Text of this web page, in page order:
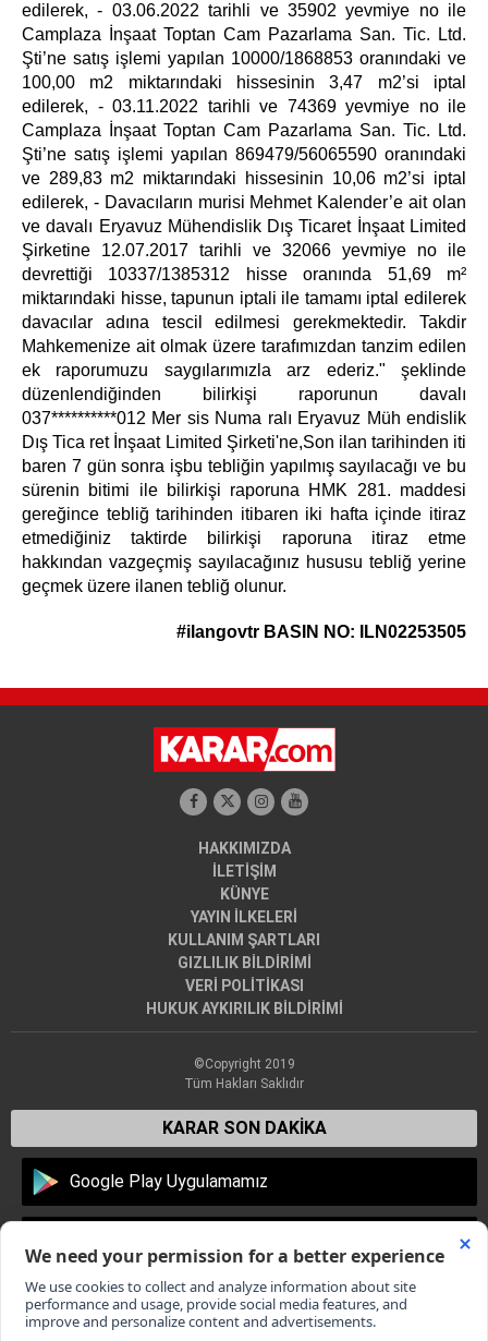
edilerek, - 03.06.2022 tarihli ve 35902 yevmiye no ile
Camplaza İnşaat Toptan Cam Pazarlama San. Tic. Ltd.
Şti’ne satış işlemi yapılan 10000/1868853 oranındaki ve
100,00 m2 miktarındaki hissesinin 3,47 m2’si iptal
edilerek, - 03.11.2022 tarihli ve 74369 yevmiye no ile
Camplaza İnşaat Toptan Cam Pazarlama San. Tic. Ltd.
Şti’ne satış işlemi yapılan 869479/56065590 oranındaki
ve 289,83 m2 miktarındaki hissesinin 10,06 m2’si iptal
edilerek, - Davacıların murisi Mehmet Kalender’e ait olan
ve davalı Eryavuz Mühendislik Dış Ticaret İnşaat Limited
Şirketine 12.07.2017 tarihli ve 32066 yevmiye no ile
devrettiği 10337/1385312 hisse oranında 51,69 m²
miktarındaki hisse, tapunun iptali ile tamamı iptal edilerek
davacılar adına tescil edilmesi gerekmektedir. Takdir
Mahkemenize ait olmak üzere tarafımızdan tanzim edilen
ek raporumuzu saygılarımızla arz ederiz." şeklinde
düzenlendiğinden bilirkişi raporunun davalı
037**********012 Mer sis Numa ralı Eryavuz Müh endislik
Dış Tica ret İnşaat Limited Şirketi'ne,Son ilan tarihinden iti
baren 7 gün sonra işbu tebliğin yapılmış sayılacağı ve bu
sürenin bitimi ile bilirkişi raporuna HMK 281. maddesi
gereğince tebliğ tarihinden itibaren iki hafta içinde itiraz
etmediğiniz taktirde bilirkişi raporuna itiraz etme
hakkından vazgeçmiş sayılacağınız hususu tebliğ yerine
geçmek üzere ilanen tebliğ olunur.
#ilangovtr BASIN NO: ILN02253505
HAKKIMIZDA
İLETİŞİM
KÜNYE
YAYIN İLKELERİ
KULLANIM ŞARTLARI
GIZLILIK BİLDİRİMİ
VERİ POLİTİKASI
HUKUK AYKIRILIK BİLDİRİMİ
©Copyright 2019
Tüm Hakları Saklıdır
KARAR SON DAKİKA
Google Play Uygulamamız
Dünyadan en son haberler, Türkiye'den son dakika gelişmeleri,